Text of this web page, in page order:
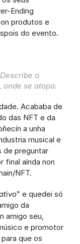
Ending
produtos e
do evento.
Describe o
se atopa.
Acababa de
das NFT e da
a unha
musical e
de preguntar
final aínda non
NFT.
" e quedei só
da
amigo seu,
e promotor
que os